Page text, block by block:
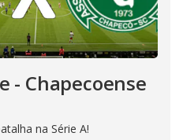
- Chapecoense
na Série A!